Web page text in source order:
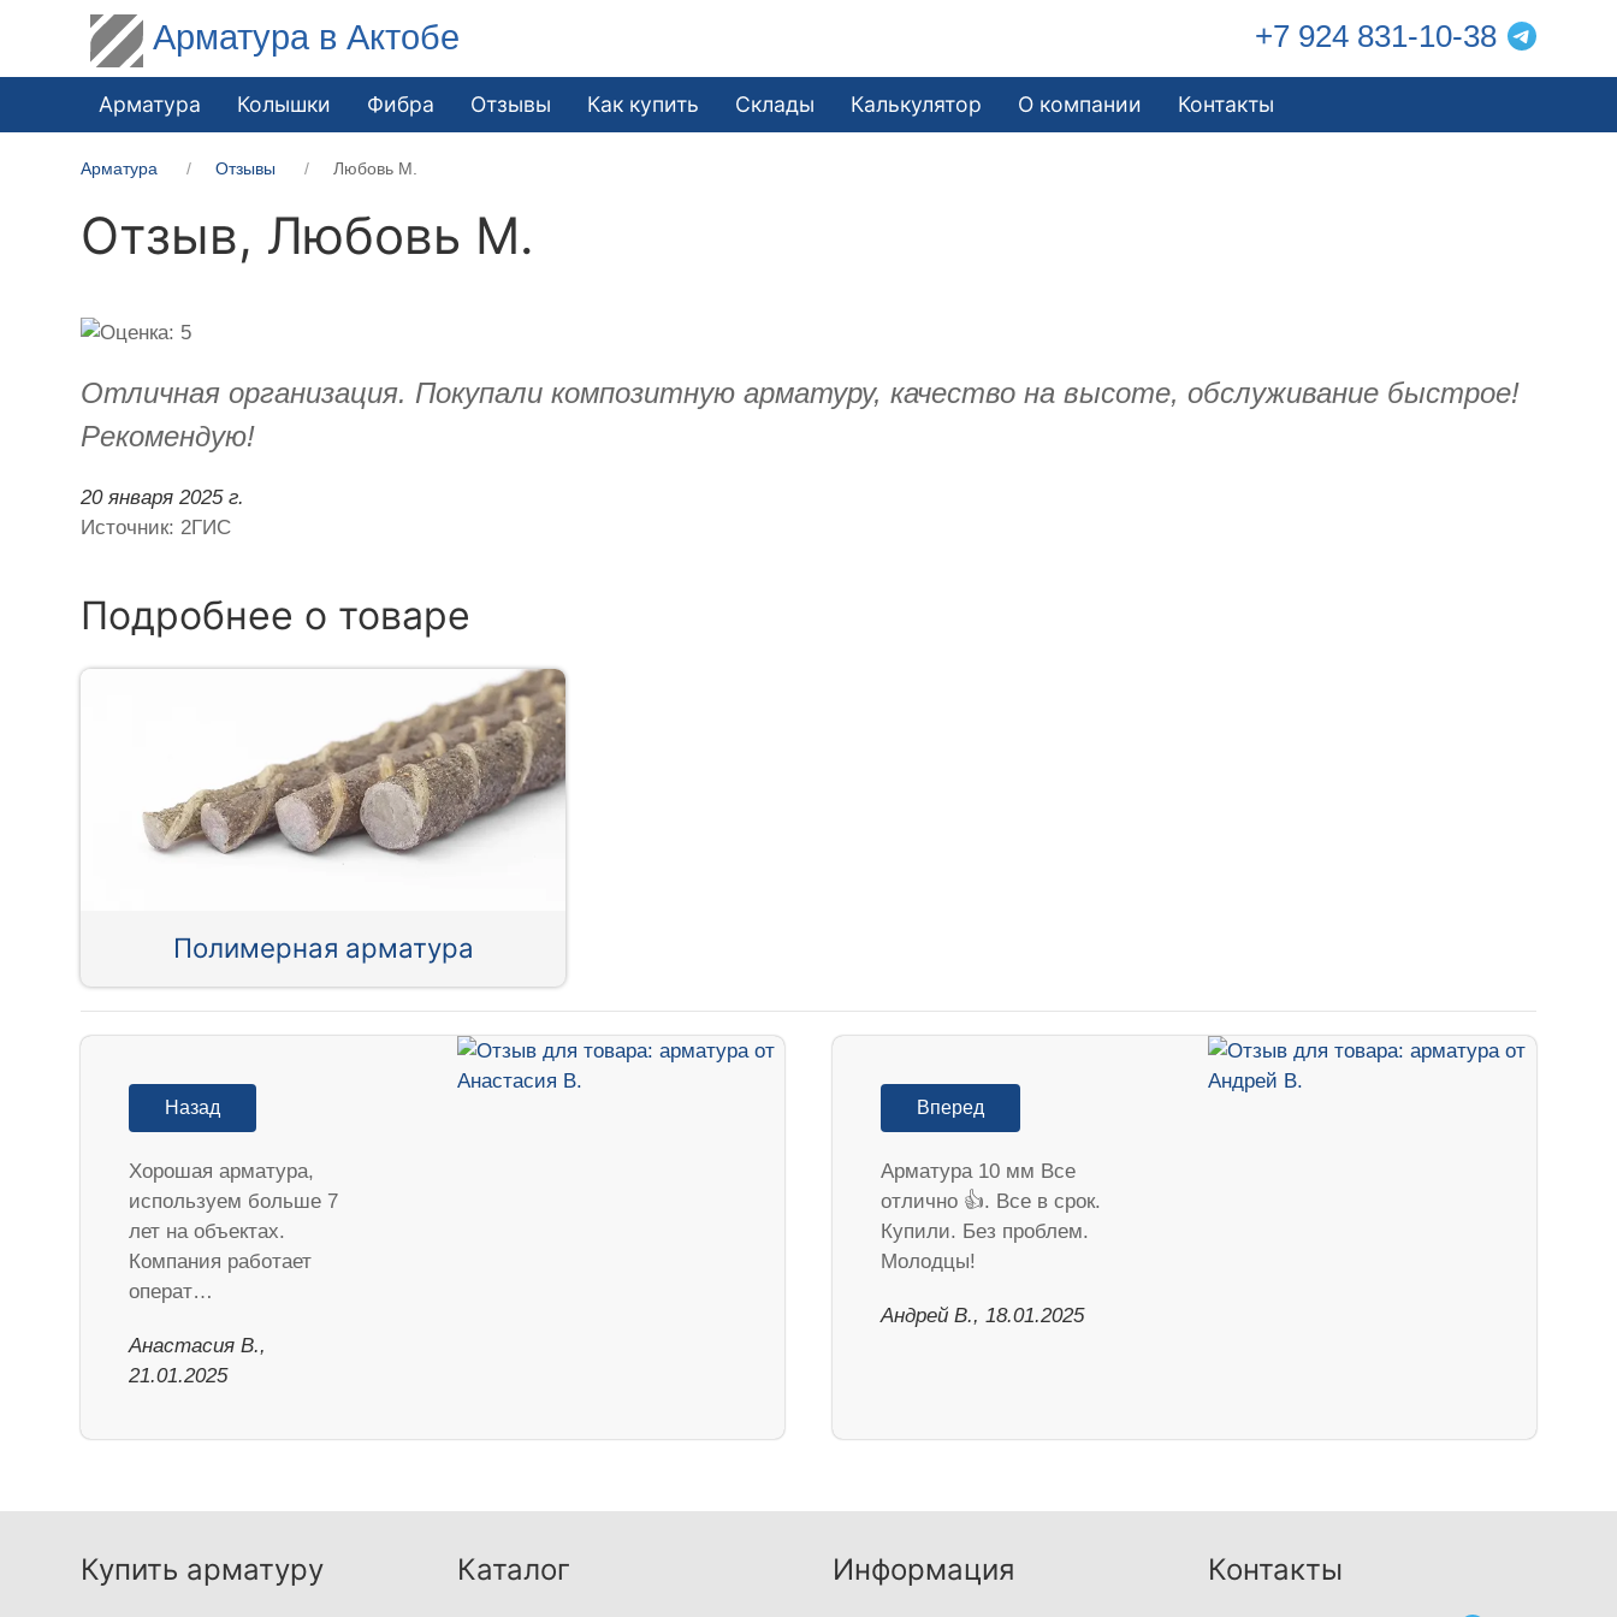
Арматура в Актобе +7 924 831-10-38
Арматура Колышки Фибра Отзывы Как купить Склады Калькулятор О компании Контакты
Арматура Отзывы Любовь М.
Отзыв, Любовь М.
Отличная организация. Покупали композитную арматуру, качество на высоте, обслуживание быстрое!
Рекомендую!
20 января 2025 г.
Источник: 2ГИС
Подробнее о товаре
Полимерная арматура
Назад
Хорошая арматура,
используем больше 7
лет на объектах.
Компания работает
операт…
Анастасия В.,
21.01.2025
Вперед
Арматура 10 мм Все
отлично 👍. Все в срок.
Купили. Без проблем.
Молодцы!
Андрей В., 18.01.2025
Купить арматуру Каталог Информация Контакты